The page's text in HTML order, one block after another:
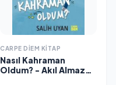
CARPE DIEM KITAP
Nasıl Kahraman
Oldum? - Akıl Almaz